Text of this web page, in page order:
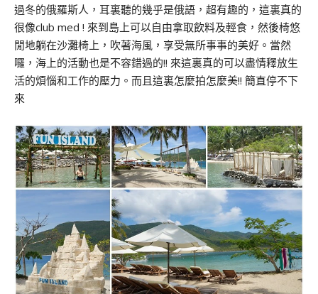
過冬的俄羅斯人，耳裏聽的幾乎是俄語，超有趣的，這裏真的
很像club med ! 來到島上可以自由拿取飲料及輕食，然後椅悠
閒地躺在沙灘椅上，吹著海風，享受無所事事的美好。當然
囉，海上的活動也是不容錯過的!! 來這裏真的可以盡情釋放生
活的煩惱和工作的壓力。而且這裏怎麼拍怎麼美!! 簡直停不下
來